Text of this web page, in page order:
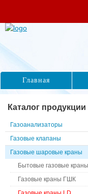
Каталог продукции
Газоанализаторы
Газовые клапаны
Газовые шаровые краны
Бытовые газовые краны
Газовые краны ГШК
Главная